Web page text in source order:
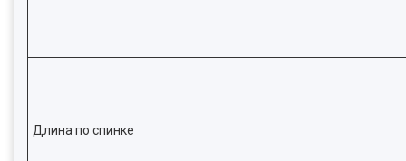
Длина по спинке